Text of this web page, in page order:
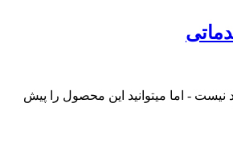
نیست - اما میتوانید این محصول را پیش